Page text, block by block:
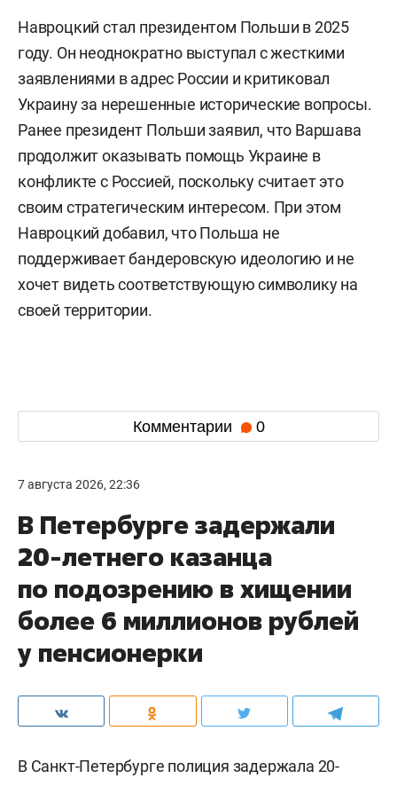
Навроцкий стал президентом Польши в 2025
году. Он неоднократно выступал с жесткими
заявлениями в адрес России и критиковал
Украину за нерешенные исторические вопросы.
Ранее президент Польши заявил, что Варшава
продолжит оказывать помощь Украине в
конфликте с Россией, поскольку считает это
своим стратегическим интересом. При этом
Навроцкий добавил, что Польша не
поддерживает бандеровскую идеологию и не
хочет видеть соответствующую символику на
своей территории.
Комментарии 0
7 августа 2026, 22:36
В Петербурге задержали
20-летнего казанца
по подозрению в хищении
более 6 миллионов рублей
у пенсионерки
В Санкт-Петербурге полиция задержала 20-